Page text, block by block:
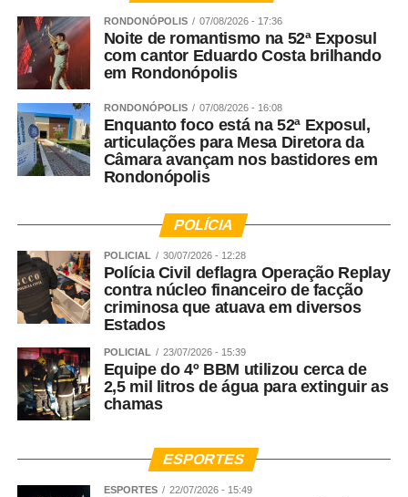
RONDONÓPOLIS 07/08/2026 - 17:36
Noite de romantismo na 52ª Exposul
com cantor Eduardo Costa brilhando
em Rondonópolis
RONDONÓPOLIS 07/08/2026 - 16:08
Enquanto foco está na 52ª Exposul,
articulações para Mesa Diretora da
Câmara avançam nos bastidores em
Rondonópolis
POLÍCIA
POLICIAL 30/07/2026 - 12:28
Polícia Civil deflagra Operação Replay
contra núcleo financeiro de facção
criminosa que atuava em diversos
Estados
POLICIAL 23/07/2026 - 15:39
Equipe do 4º BBM utilizou cerca de
2,5 mil litros de água para extinguir as
chamas
ESPORTES
ESPORTES 22/07/2026 - 15:49